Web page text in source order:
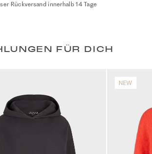
Rückversand innerhalb 14 Tage
FÜR DICH
NEW